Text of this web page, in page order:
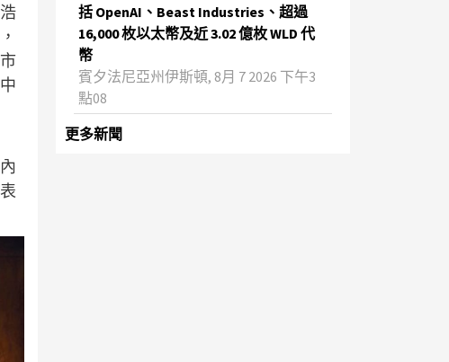
括 OpenAI、Beast Industries、超過
16,000 枚以太幣及近 3.02 億枚 WLD 代
幣
賓夕法尼亞州伊斯頓, 8月 7 2026 下午3
點08
更多新聞